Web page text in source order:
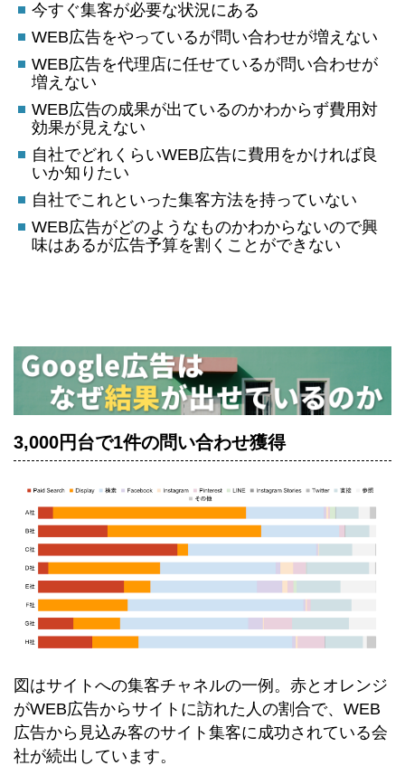
今すぐ集客が必要な状況にある
WEB広告をやっているが問い合わせが増えない
WEB広告を代理店に任せているが問い合わせが
増えない
WEB広告の成果が出ているのかわからず費用対
効果が見えない
自社でどれくらいWEB広告に費用をかければ良
いか知りたい
自社でこれといった集客方法を持っていない
WEB広告がどのようなものかわからないので興
味はあるが広告予算を割くことができない
3,000円台で1件の問い合わせ獲得
図はサイトへの集客チャネルの一例。赤とオレンジ
がWEB広告からサイトに訪れた人の割合で、WEB
広告から見込み客のサイト集客に成功されている会
社が続出しています。